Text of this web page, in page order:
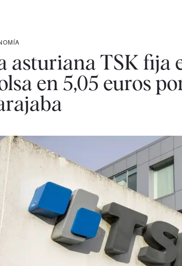
asturiana TSK fija
en 5,05 euros